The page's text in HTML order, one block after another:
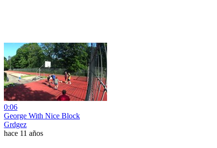
0:06
George With Nice Block
Grdgez
hace 11 años